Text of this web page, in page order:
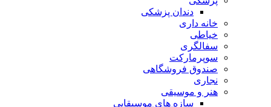
دندان پزشکی
خانه داری
خیاطی
سفالگری
سوپرمارکت
صندوق فروشگاهی
نجاری
هنر و موسیقی
سازه های موسیقایی